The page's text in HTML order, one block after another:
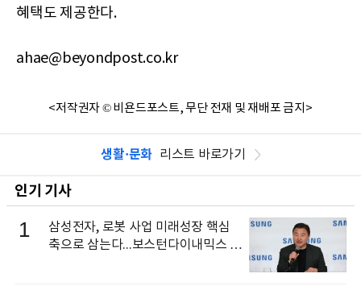
혜택도 제공한다.
ahae@beyondpost.co.kr
<저작권자 © 비욘드포스트, 무단 전재 및 재배포 금지>
생활·문화 리스트 바로가기
인기 기사
1
삼성전자, 로봇 사업 미래성장 핵심
축으로 삼는다...보스턴다이내믹스 출